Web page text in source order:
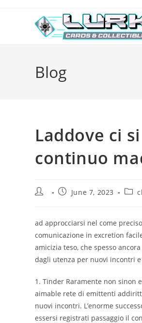
Blog
Laddove ci
continuo
Post
PostJune 7, 2023
Post
ad approcciarsi nel come
comunicazione in excretion
amicizia teso, che spesso
dagli utenza per nuovi incontri
1. Tinder Raramente non sinon
aimable rete di emittenti
nuovi incontri. L’enorme
essersi registrati passaggio il